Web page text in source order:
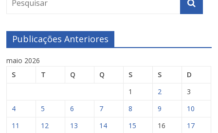
Publicações Anteriores
maio 2026
S
T Q Q S S
D
1
2
3
4
5 6 7 8 9
10
11
12 13 14 15 16
17